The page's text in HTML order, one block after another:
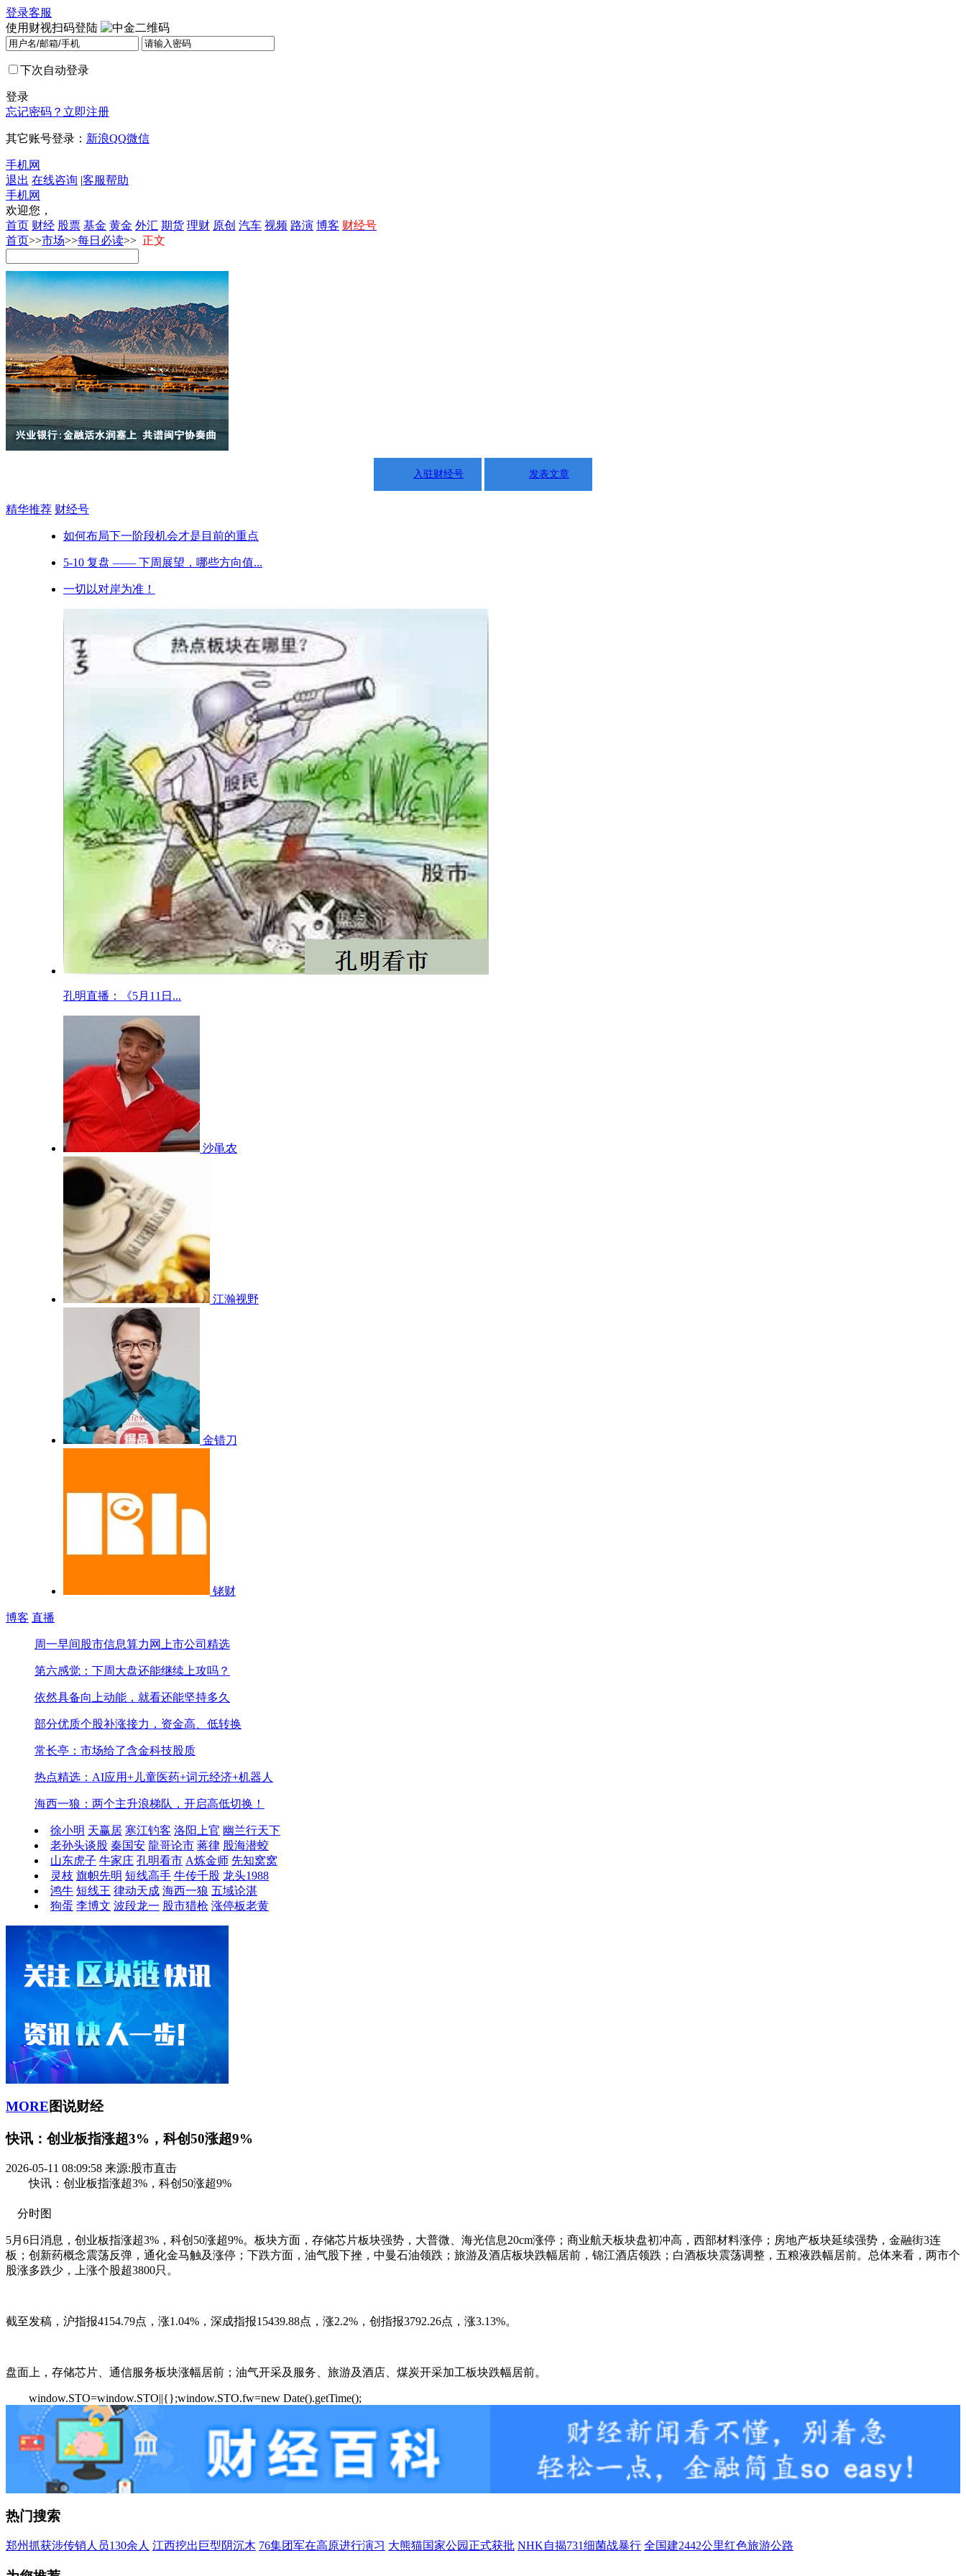
登录客服
使用财视扫码登陆
下次自动登录
登录
忘记密码？ 立即注册
其它账号登录： 新浪QQ微信
手机网
退出 在线咨询 |客服帮助
手机网
欢迎您，
首页 财经 股票 基金 黄金 外汇 期货 理财 原创 汽车 视频 路演 博客 财经号
首页>>市场>>每日必读>> 正文
入驻财经号 发表文章
精华推荐 财经号
如何布局下一阶段机会才是目前的重点
5-10 复盘 —— 下周展望，哪些方向值...
一切以对岸为准！
孔明直播：《5月11日...
沙黾农
江瀚视野
金错刀
铑财
博客 直播
周一早间股市信息算力网上市公司精选
第六感觉：下周大盘还能继续上攻吗？
依然具备向上动能，就看还能坚持多久
部分优质个股补涨接力，资金高、低转换
常长亭：市场给了含金科技股质
热点精选：AI应用+儿童医药+词元经济+机器人
海西一狼：两个主升浪梯队，开启高低切换！
徐小明 天赢居 寒江钓客 洛阳上官 幽兰行天下
老孙头谈股 秦国安 龍哥论市 蒋律 股海潜蛟
山东虎子 牛家庄 孔明看市 A炼金师 先知窝窝
灵枝 旗帜先明 短线高手 牛传千股 龙头1988
鸿牛 短线王 律动天成 海西一狼 五域论湛
狗蛋 李博文 波段龙一 股市猎枪 涨停板老黄
MORE图说财经
快讯：创业板指涨超3%，科创50涨超9%
2026-05-11 08:09:58 来源:股市直击
快讯：创业板指涨超3%，科创50涨超9%
分时图
5月6日消息，创业板指涨超3%，科创50涨超9%。板块方面，存储芯片板块强势，大普微、海光信息20cm涨停；商业航天板块盘初冲高，西部材料涨停；房地产板块延续强势，金融街3连
板；创新药概念震荡反弹，通化金马触及涨停；下跌方面，油气股下挫，中曼石油领跌；旅游及酒店板块跌幅居前，锦江酒店领跌；白酒板块震荡调整，五粮液跌幅居前。总体来看，两市个
股涨多跌少，上涨个股超3800只。
截至发稿，沪指报4154.79点，涨1.04%，深成指报15439.88点，涨2.2%，创指报3792.26点，涨3.13%。
盘面上，存储芯片、通信服务板块涨幅居前；油气开采及服务、旅游及酒店、煤炭开采加工板块跌幅居前。
window.STO=window.STO||{};window.STO.fw=new Date().getTime();
热门搜索
郑州抓获涉传销人员130余人 江西挖出巨型阴沉木 76集团军在高原进行演习 大熊猫国家公园正式获批 NHK自揭731细菌战暴行 全国建2442公里红色旅游公路